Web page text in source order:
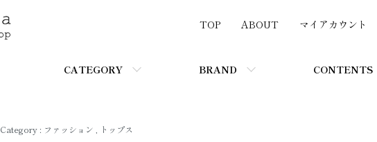
CATEGORY BRAND CONTENTS
TOP ABOUT マイアカウント
Category : ファッション
トップス